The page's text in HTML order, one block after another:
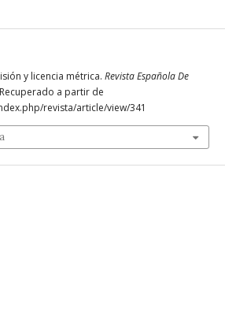
y licencia métrica. Revista Española De
a partir de
revista/article/view/341